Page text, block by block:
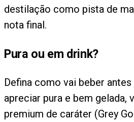
destilação como pista de
nota final.
Pura ou em drink?
Defina como vai beber
apreciar pura e bem gelada,
premium de caráter (Grey